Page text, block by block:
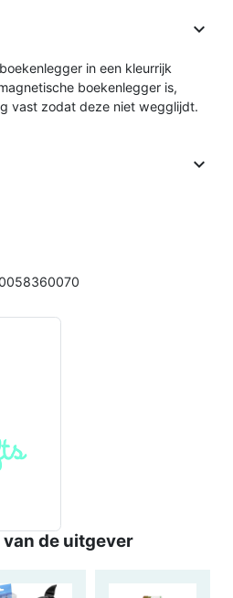

in een kleurrijk
boekenlegger is,
vast zodat deze niet wegglijdt.

de uitgever